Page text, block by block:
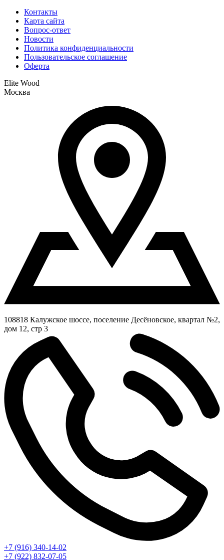
Контакты
Карта сайта
Вопрос-ответ
Новости
Политика конфиденциальности
Пользовательское соглашение
Оферта
Elite Wood
Москва
108818 Калужское шоссе, поселение Десёновское, квартал №2,
дом 12, стр 3
+7 (916) 340-14-02
+7 (922) 832-07-05